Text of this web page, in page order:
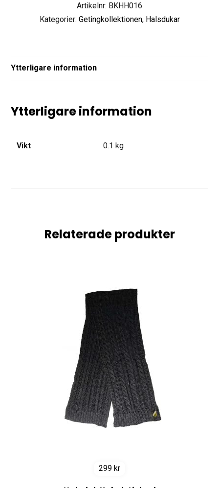
Artikelnr: BKHH016
Kategorier: Getingkollektionen, Halsdukar
Ytterligare information
Ytterligare information
Vikt 0.1 kg
Relaterade produkter
299 kr